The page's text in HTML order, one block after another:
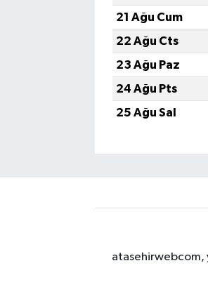
21 Ağu Cum
22 Ağu Cts
23 Ağu Paz
24 Ağu Pts
25 Ağu Sal
atasehirwebcom,